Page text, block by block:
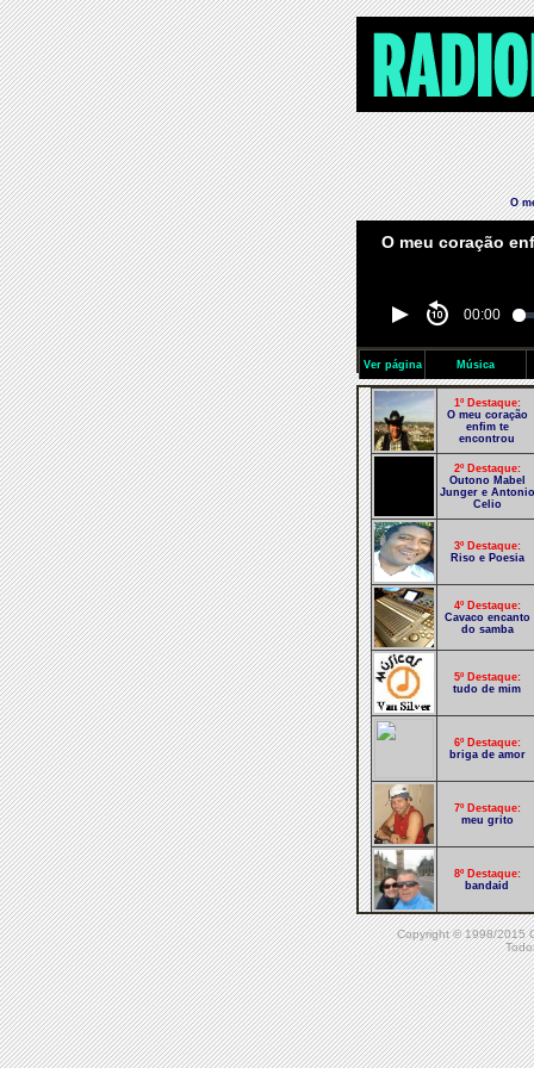
O
00:00
Ver página Música
1º Destaque:
O meu coração
enfim te
encontrou
2º Destaque:
Outono Mabel
Junger e Antonio
Celio
3º Destaque:
Riso e Poesia
4º Destaque:
Cavaco encanto
do samba
5º Destaque:
tudo de mim
6º Destaque:
briga de amor
7º Destaque:
meu grito
8º Destaque:
bandaid
9º Destaque:
noticiário
10º Destaque:
Fio de esperança
Copyright © 1998/2015